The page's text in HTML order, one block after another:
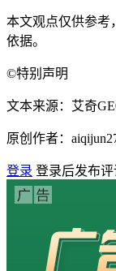
本文观点仅供参考
依据。
©特别声明
文本来源： 艾奇
原创作者：
登录 登录后发布评